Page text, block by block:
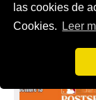
las cookies de
Cookies.
Leer